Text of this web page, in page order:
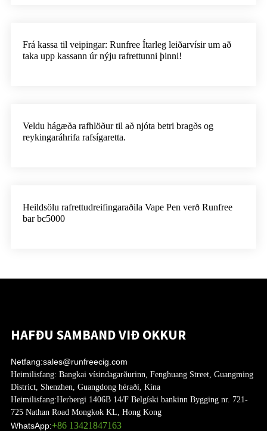
Frá kassa til veipingar: Runfree Ítarleg leiðarvísir um að
taka upp kassann úr nýju rafrettunni þinni!
Veldu hágæða rafhlöður til að njóta betri bragðs og
reykingaráhrifa rafsígaretta.
Heildsölu rafrettudreifingaraðila Vape Pen verð Runfree
bar bc5000
HAFÐU SAMBAND VIÐ OKKUR
Netfang:sales@runfreecig.com
Heimilisfang: Bangkai vísindagarðurinn, Fenghuang Street, Guangming
District, Shenzhen, Guangdong héraði, Kína
Heimilisfang:Herbergi 1406B 14/F Belgíski bankinn Bygging nr. 721-
725 Nathan Road Mongkok KL, Hong Kong
WhatsApp:+86 13421847163